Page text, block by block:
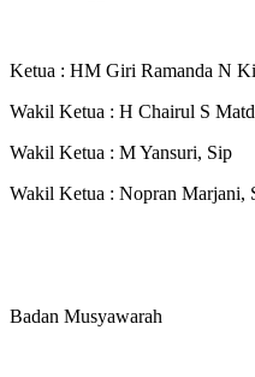
Ketua : HM Giri Ramanda N
Wakil Ketua : H Chairul S
Wakil Ketua : M Yansuri, Sip
Wakil Ketua : Nopran Marjani,
Badan Musyawarah